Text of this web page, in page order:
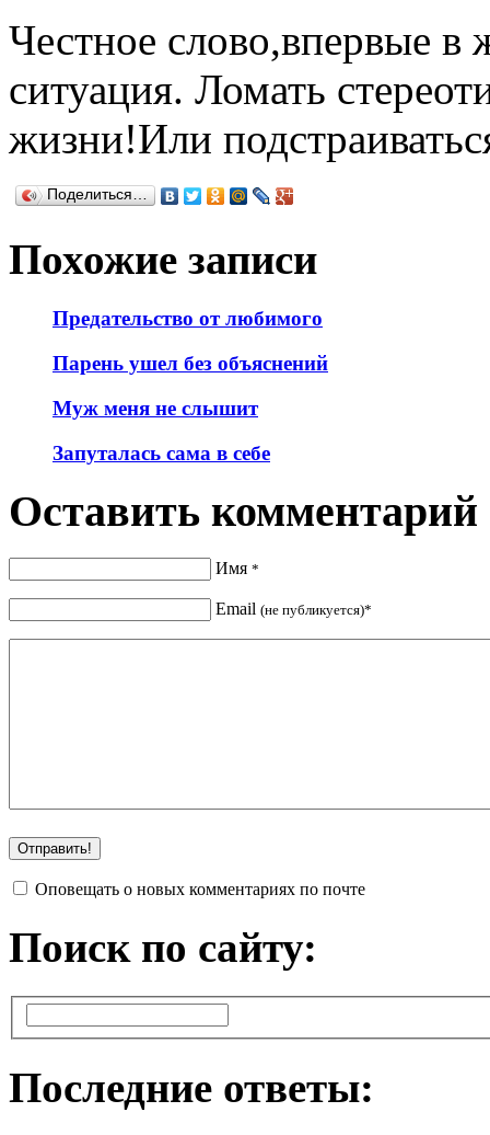
Честное слово,впервые в
ситуация. Ломать
жизни!Или
Поделиться…
Похожие записи
Предательство от любимого
Парень ушел без объяснений
Муж меня не слышит
Запуталась сама в себе
Оставить комментарий
Имя *
Email (не публикуется)*
Оповещать о новых комментариях по почте
Поиск по сайту:
Последние ответы: